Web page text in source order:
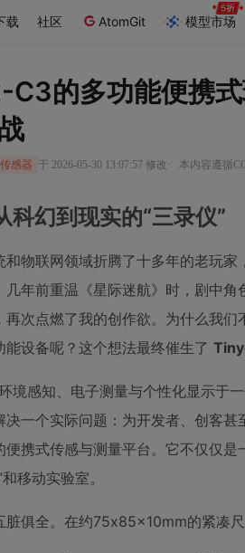
载 社区 AtomGit 模型市场
C3的多功能便携
感器 于 2026-05-30 13:07:57 修改 · 本内容遵循
科幻到现实的“三录仪”
和物联网领域折腾了十多年的老玩
年前重温《星际迷航》时，剧中
再次点燃了我的创作欲。为什么我
设备呢？这个想法最终催生了
境感知、电子测量与个性化显示于
决一个实际问题：为开发者、创客
便携式传感与测量平台。它不仅仅
移动实验室。
脏俱全。在约75x85x10mm的紧凑